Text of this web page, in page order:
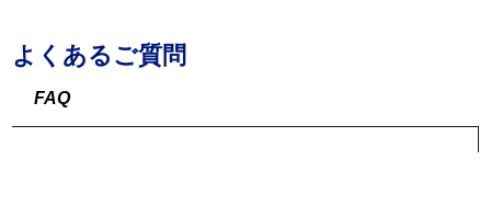
よくあるご質問
FAQ